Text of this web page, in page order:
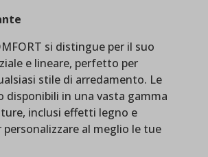
si distingue per il suo
e lineare, perfetto per
stile di arredamento. Le
disponibili in una vasta gamma
inclusi effetti legno e
personalizzare al meglio le tue